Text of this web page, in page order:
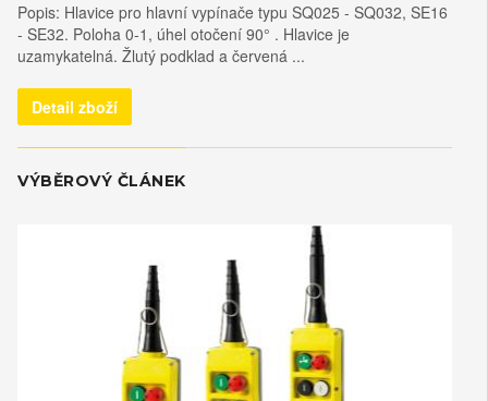
Popis: Hlavice pro hlavní vypínače typu SQ025 - SQ032, SE16
- SE32. Poloha 0-1, úhel otočení 90° . Hlavice je
uzamykatelná. Žlutý podklad a červená ...
Detail zboží
VÝBĚROVÝ ČLÁNEK